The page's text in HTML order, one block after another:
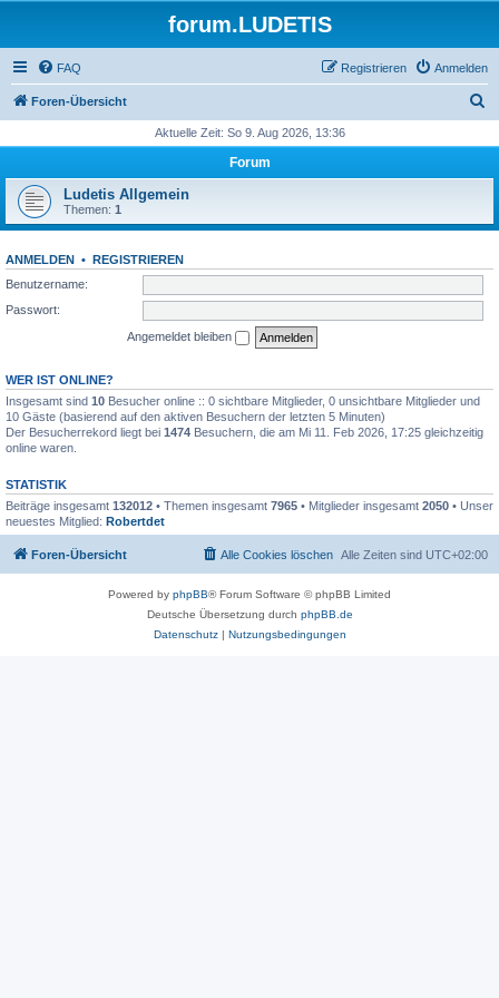
forum.LUDETIS
FAQ Anmelden
Registrieren
Foren-Übersicht
h
Aktuelle Zeit: So 9. Aug 2026, 13:36
Forum
Ludetis Allgemein
Themen: 1
ANMELDEN • REGISTRIEREN
Benutzername:
Passwort:
Angemeldet bleiben
WER IST ONLINE?
Insgesamt sind 10 Besucher online :: 0 sichtbare Mitglieder, 0 unsichtbare Mitglieder und
10 Gäste (basierend auf den aktiven Besuchern der letzten 5 Minuten)
Der Besucherrekord liegt bei 1474 Besuchern, die am Mi 11. Feb 2026, 17:25 gleichzeitig
online waren.
STATISTIK
Beiträge insgesamt 132012 • Themen insgesamt 7965 • Mitglieder insgesamt 2050 • Unser
neuestes Mitglied: Robertdet
Foren-Übersicht Alle Zeiten sind UTC+02:00
Alle Cookies löschen
Powered by phpBB® Forum Software © phpBB Limited
Deutsche Übersetzung durch phpBB.de
Datenschutz| Nutzungsbedingungen